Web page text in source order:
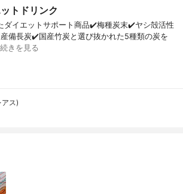
トドリンク
ダイエットサポート商品✔️梅種炭末✔️ヤシ殻活性
備長炭✔️国産竹炭と選び抜かれた5種類の炭を
続きを見る
ス)